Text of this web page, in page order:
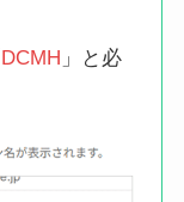
DCMH 」と必